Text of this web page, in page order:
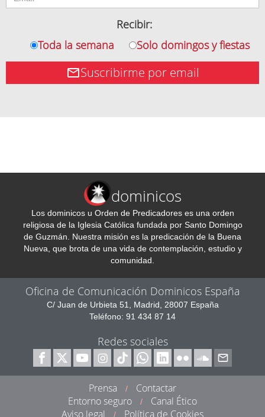
Recibir:
Toda la semana
Solo domingos y fiestas
Suscribirme por email
dominicos
Los dominicos u Orden de Predicadores es una orden
religiosa de la Iglesia Católica fundada por Santo Domingo
de Guzmán. Nuestra misión es la predicación de la Buena
Nueva, que brota de una vida de contemplación, estudio y
comunidad.
Oficina de Comunicación Dominicos España
C/ Juan de Urbieta 51, Madrid, 28007 España
Teléfono: 91 434 87 14
Redes sociales
Prensa /
Contactar
Entorno seguro
/
Canal Ético
Aviso legal
/ Política de Cookies